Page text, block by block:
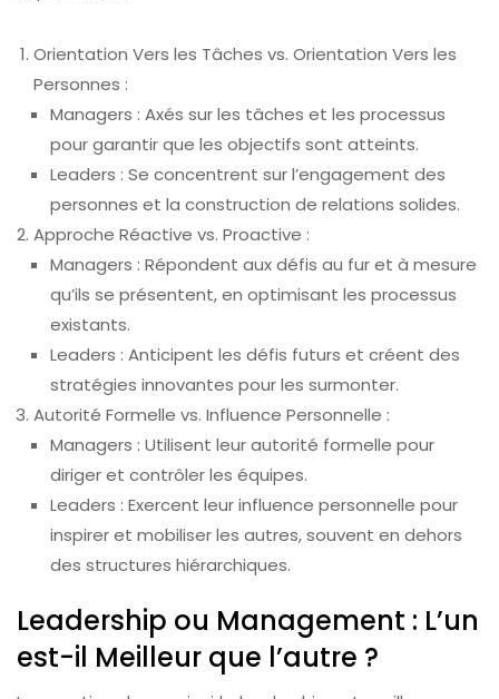
Orientation Vers les Tâches vs. Orientation Vers les
Personnes :
Managers : Axés sur les tâches et les processus
pour garantir que les objectifs sont atteints.
Leaders : Se concentrent sur l’engagement des
personnes et la construction de relations solides.
Approche Réactive vs. Proactive :
Managers : Répondent aux défis au fur et à mesure
qu’ils se présentent, en optimisant les processus
existants.
Leaders : Anticipent les défis futurs et créent des
stratégies innovantes pour les surmonter.
Autorité Formelle vs. Influence Personnelle :
Managers : Utilisent leur autorité formelle pour
diriger et contrôler les équipes.
Leaders : Exercent leur influence personnelle pour
inspirer et mobiliser les autres, souvent en dehors
des structures hiérarchiques.
Leadership ou Management : L’un
est-il Meilleur que l’autre ?